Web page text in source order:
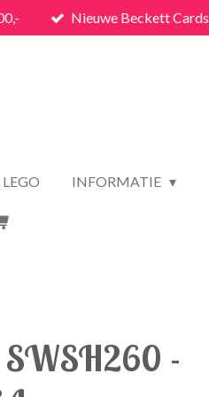
Nieuwe Beckett Cards
LEGO INFORMATIE
-